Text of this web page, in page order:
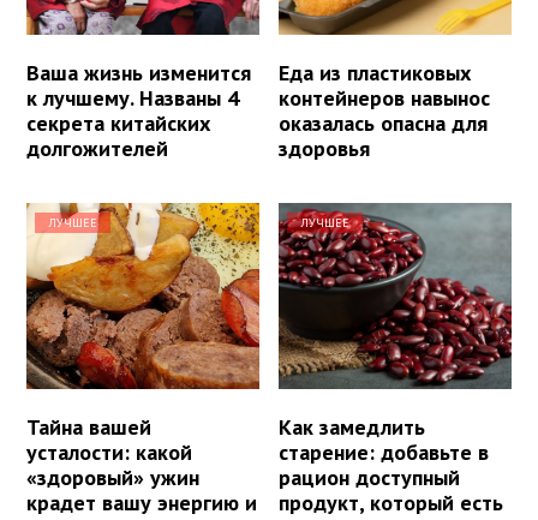
Ваша жизнь изменится
к лучшему. Названы 4
секрета китайских
долгожителей
Еда из пластиковых
контейнеров навынос
оказалась опасна для
здоровья
ЛУЧШЕЕ
Тайна вашей
усталости: какой
«здоровый» ужин
крадет вашу энергию и
ЛУЧШЕЕ
Как замедлить
старение: добавьте в
рацион доступный
продукт, который есть